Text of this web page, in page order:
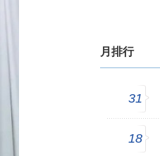
月排行
31
18